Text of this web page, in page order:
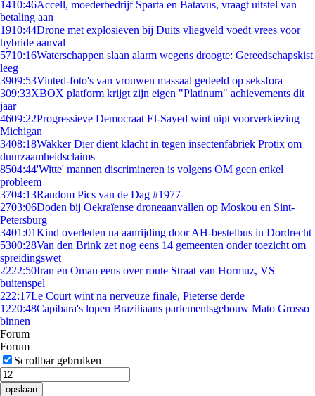
1410:46Accell, moederbedrijf Sparta en Batavus, vraagt uitstel van
betaling aan
1910:44Drone met explosieven bij Duits vliegveld voedt vrees voor
hybride aanval
5710:16Waterschappen slaan alarm wegens droogte: Gereedschapskist
leeg
3909:53Vinted-foto's van vrouwen massaal gedeeld op seksfora
309:33XBOX platform krijgt zijn eigen "Platinum" achievements dit
jaar
4609:22Progressieve Democraat El-Sayed wint nipt voorverkiezing
Michigan
3408:18Wakker Dier dient klacht in tegen insectenfabriek Protix om
duurzaamheidsclaims
8504:44'Witte' mannen discrimineren is volgens OM geen enkel
probleem
3704:13Random Pics van de Dag #1977
2703:06Doden bij Oekraïense droneaanvallen op Moskou en Sint-
Petersburg
3401:01Kind overleden na aanrijding door AH-bestelbus in Dordrecht
5300:28Van den Brink zet nog eens 14 gemeenten onder toezicht om
spreidingswet
2222:50Iran en Oman eens over route Straat van Hormuz, VS
buitenspel
222:17Le Court wint na nerveuze finale, Pieterse derde
1220:48Capibara's lopen Braziliaans parlementsgebouw Mato Grosso
binnen
Forum
Forum
Scrollbar gebruiken
opslaan